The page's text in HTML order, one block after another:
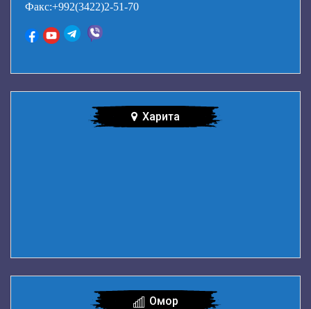
Факс:+992(3422)2-51-70
Харита
Омор